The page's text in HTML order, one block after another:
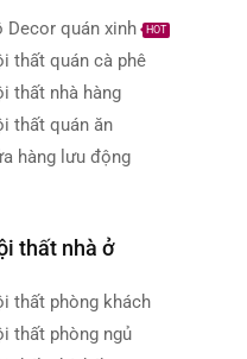
Decor quán xinh HOT
thất quán cà phê
thất nhà hàng
thất quán ăn
hàng lưu động
thất nhà ở
thất phòng khách
thất phòng ngủ